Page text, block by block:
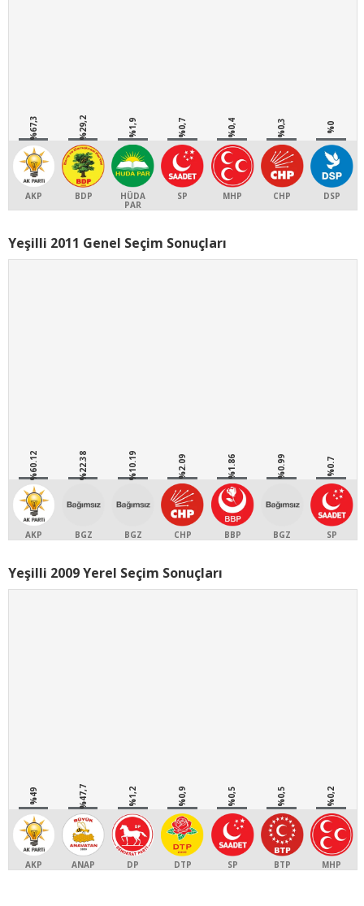
%67,3
AKP
%29,2
BDP
%1,9
HÜDA
PAR
%0,7
SP
%0,4
MHP
%0,3
CHP
%0
DSP
Yeşilli 2011 Genel Seçim Sonuçları
%60.12
AKP
%22.38
BGZ
%10.19
BGZ
%2.09
CHP
%1.86
BBP
%0.99
BGZ
%0.7
SP
Yeşilli 2009 Yerel Seçim Sonuçları
%49
AKP
%47,7
ANAP
%1,2
DP
%0,9
DTP
%0,5
SP
%0,5
BTP
%0,2
MHP